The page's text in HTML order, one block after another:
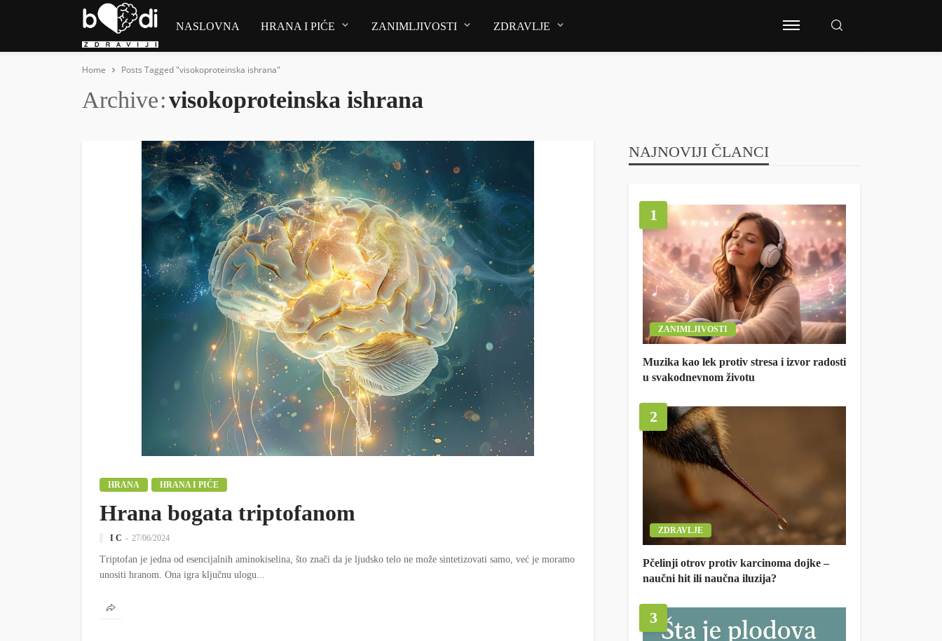
NASLOVNA HRANA I PIĆE ZANIMLJIVOSTI ZDRAVLJE
Home Posts Tagged "visokoproteinska ishrana"
Archive visokoproteinska ishrana
HRANA HRANA I PIĆE
Hrana bogata triptofanom
I C 27/06/2024
Triptofan je jedna od esencijalnih aminokiselina, što znači da je ljudsko telo ne može sintetizovati samo, već je moramo
unositi hranom. Ona igra ključnu ulogu...
NAJNOVIJI ČLANCI
1
ZANIMLJIVOSTI
Muzika kao lek protiv stresa i izvor radosti
u svakodnevnom životu
2
ZDRAVLJE
Pčelinji otrov protiv karcinoma dojke –
naučni hit ili naučna iluzija?
3